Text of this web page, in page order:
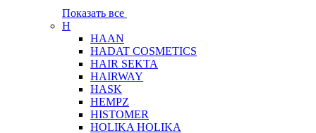
Показать все
H
HAAN
HADAT COSMETICS
HAIR SEKTA
HAIRWAY
HASK
HEMPZ
HISTOMER
HOLIKA HOLIKA